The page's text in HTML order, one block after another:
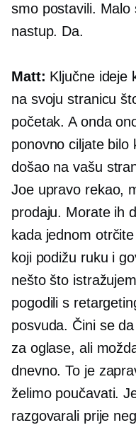
smo postavili.
nastup. Da.
Matt: Ključne ideje
na svoju stranicu
početak. A onda
ponovno ciljate bilo
došao na vašu
Joe upravo rekao,
prodaju. Morate ih
kada jednom
koji podižu ruku i
nešto što
pogodili s
posvuda. Čini se
za oglase, ali
dnevno. To je
želimo poučavati.
razgovarali prije